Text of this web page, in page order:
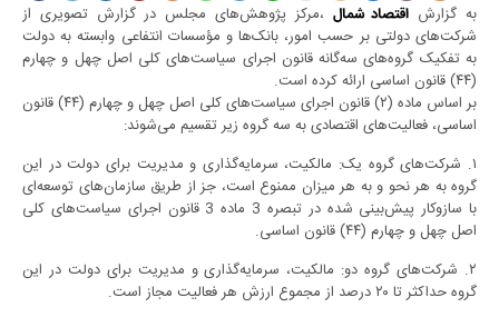
به گزارش اقتصاد شمال ،مرکز پژوهش‌های مجلس در گزارش تصویری از
شرکت‌های دولتی بر حسب امور، بانک‌ها و مؤسسات انتفاعی وابسته به دولت
به تفکیک گروه‌های سه‌گانه قانون اجرای سیاست‌های کلی اصل چهل و چهارم
(۴۴) قانون اساسی ارائه کرده است.
بر اساس ماده (۲) قانون اجرای سیاست‌های کلی اصل چهل و چهارم (۴۴) قانون
اساسی، فعالیت‌های اقتصادی به سه گروه زیر تقسیم می‌شوند:
١. شرکت‌های گروه یک: مالکیت، سرمایه‌گذاری و مدیریت برای دولت در این
گروه به هر نحو و به هر میزان ممنوع است، جز از طریق سازمان‌های توسعه‌ای
با سازوکار پیش‌بینی شده در تبصره 3 ماده 3 قانون اجرای سیاست‌های کلی
اصل چهل و چهارم (۴۴) قانون اساسی.
۲. شرکت‌های گروه دو: مالکیت، سرمایه‌گذاری و مدیریت برای دولت در این
گروه حداکثر تا ۲۰ درصد از مجموع ارزش هر فعالیت مجاز است.